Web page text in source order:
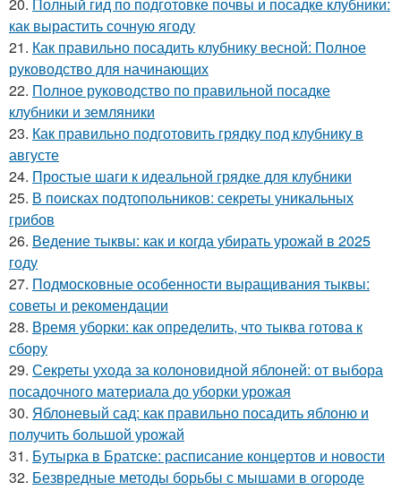
как вырастить сочную ягоду
21. Как правильно посадить клубнику весной: Полное
руководство для начинающих
22. Полное руководство по правильной посадке
клубники и земляники
23. Как правильно подготовить грядку под клубнику в
августе
24. Простые шаги к идеальной грядке для клубники
25. В поисках подтопольников: секреты уникальных
грибов
26. Ведение тыквы: как и когда убирать урожай в 2025
году
27. Подмосковные особенности выращивания тыквы:
советы и рекомендации
28. Время уборки: как определить, что тыква готова к
сбору
29. Секреты ухода за колоновидной яблоней: от выбора
посадочного материала до уборки урожая
30. Яблоневый сад: как правильно посадить яблоню и
получить большой урожай
31. Бутырка в Братске: расписание концертов и новости
32. Безвредные методы борьбы с мышами в огороде